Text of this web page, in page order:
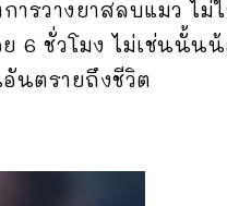
วางยาสลบแมว ไม่ใ
6 ชั่วโมง ไม่เช่นนั้น
นตรายถึงชีวิต